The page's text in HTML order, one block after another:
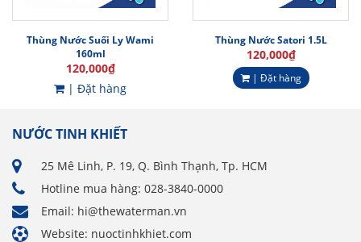
Thùng Nước Suối Ly Wami
160ml
120,000₫
| Đặt hàng
Thùng Nước Satori 1.5L
120,000₫
| Đặt hàng
NƯỚC TINH KHIẾT
25 Mê Linh, P. 19, Q. Bình Thạnh, Tp. HCM
Hotline mua hàng: 028-3840-0000
Email: hi@thewaterman.vn
Website: nuoctinhkhiet.com